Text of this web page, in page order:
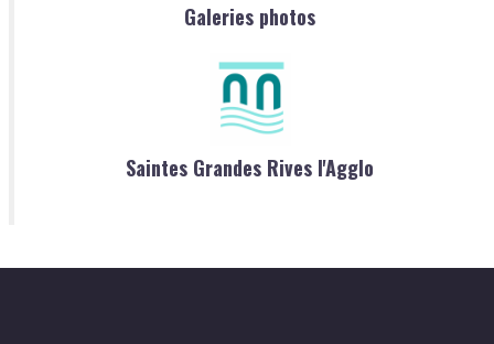
Galeries photos
Saintes Grandes Rives l'Agglo